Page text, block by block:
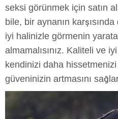
seksi görünmek için satın
bile, bir aynanın
iyi halinizle görmenin
almamalısınız. Kaliteli ve
kendinizi daha
güveninizin artmasını